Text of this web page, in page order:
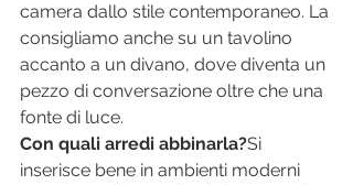
camera dallo stile contemporaneo. La
consigliamo anche su un tavolino
accanto a un divano, dove diventa un
pezzo di conversazione oltre che una
fonte di luce.
Con quali arredi abbinarla?Si
inserisce bene in ambienti moderni